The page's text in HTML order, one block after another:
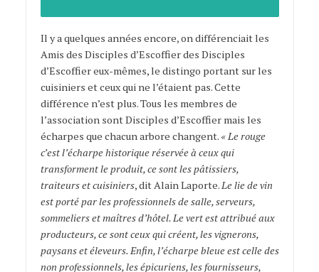
Il y a quelques années encore, on différenciait les
Amis des Disciples d’Escoffier des Disciples
d’Escoffier eux-mêmes, le distingo portant sur les
cuisiniers et ceux qui ne l’étaient pas. Cette
différence n’est plus. Tous les membres de
l’association sont Disciples d’Escoffier mais les
écharpes que chacun arbore changent. « Le rouge
c’est l’écharpe historique réservée à ceux qui
transforment le produit, ce sont les pâtissiers,
traiteurs et cuisiniers, dit Alain Laporte.Le lie de vin
est porté par les professionnels de salle, serveurs,
sommeliers et maîtres d’hôtel. Le vert est attribué aux
producteurs, ce sont ceux qui créent, les vignerons,
paysans et éleveurs. Enfin, l’écharpe bleue est celle des
non professionnels, les épicuriens, les fournisseurs,